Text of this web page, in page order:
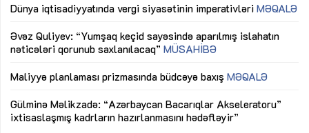
Dünya iqtisadiyyatında vergi siyasətinin imperativləri MƏQALƏ
Əvəz Quliyev: “Yumşaq keçid sayəsində aparılmış islahatın
nəticələri qorunub saxlanılacaq” MÜSAHİBƏ
Maliyyə planlaması prizmasında büdcəyə baxış MƏQALƏ
Gülminə Məlikzadə: “Azərbaycan Bacarıqlar Akseleratoru”
ixtisaslaşmış kadrların hazırlanmasını hədəfləyir”